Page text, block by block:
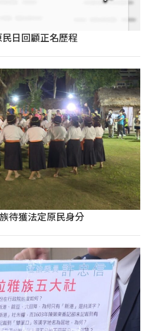
日回顧正名歷程
待獲法定原民身分